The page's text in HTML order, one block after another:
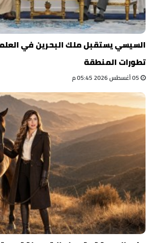
السيسي يستقبل ملك البحرين في
تطورات المنطقة